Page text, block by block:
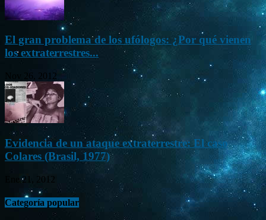
El gran problema de los ufólogos: ¿Por qué vienen
los extraterrestres...
Nov 26, 2012
Evidencia de un ataque extraterrestre: El caso
Colares (Brasil, 1977)
Ene 21, 2012
Categoría popular